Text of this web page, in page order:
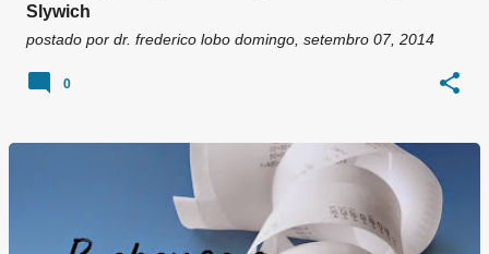
Slywich
postado por dr. frederico lobo domingo, setembro 07, 2014
0